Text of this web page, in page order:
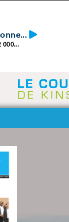
000... Le